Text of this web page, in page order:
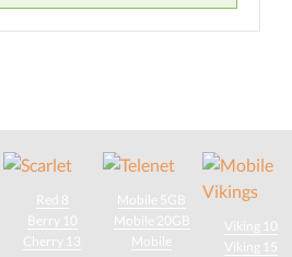
Red 8
Berry 10
Cherry 13
Mobile 5GB
Mobile 20GB
Mobile
Viking 10
Viking 15